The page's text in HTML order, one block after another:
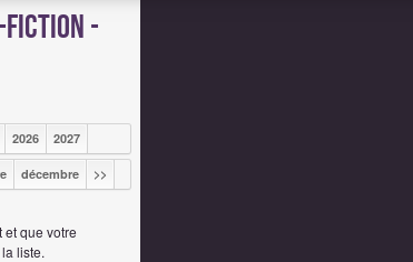
fiction -
2026 2027
décembre >>
que votre
liste.